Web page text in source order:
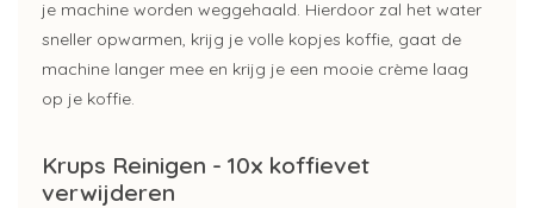
je machine worden weggehaald. Hierdoor zal het water
sneller opwarmen, krijg je volle kopjes koffie, gaat de
machine langer mee en krijg je een mooie crème laag
op je koffie.
Krups Reinigen - 10x koffievet
verwijderen